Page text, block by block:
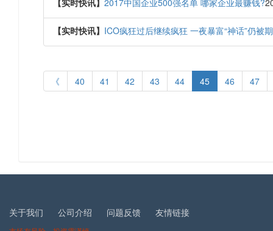
【实时快讯】 2017中国企业500强名单 哪家企业最赚钱?
【实时快讯】 ICO疯狂过后继续疯狂 一夜暴富“神话”仍被
《 40 41 42 43 44 45 46 47
关于我们 公司介绍 问题反馈 友情链接